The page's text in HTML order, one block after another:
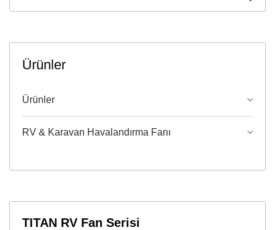
Ürünler
Ürünler
RV & Karavan Havalandırma Fanı
TITAN RV Fan Serisi